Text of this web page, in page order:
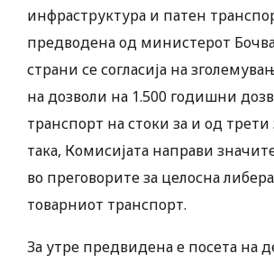
инфраструктура и патен
предводена од министерот
страни се согласија на
на дозволи на 1.500 годишни
транспорт на стоки за и од
така, Комисијата направи
во преговорите за целосна
товарниот транспорт.
За утре предвидена е посета на